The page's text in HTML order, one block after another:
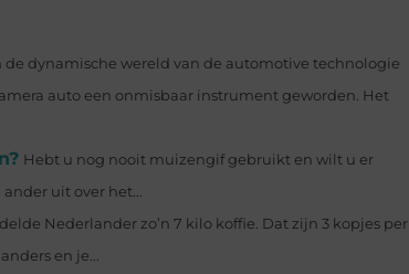
de dynamische wereld van de automotive technologie
auto een onmisbaar instrument geworden. Het
Hebt u nog nooit muizengif gebruikt en wilt u er
uit over het...
Nederlander zo’n 7 kilo koffie. Dat zijn 3 kopjes per
en je...